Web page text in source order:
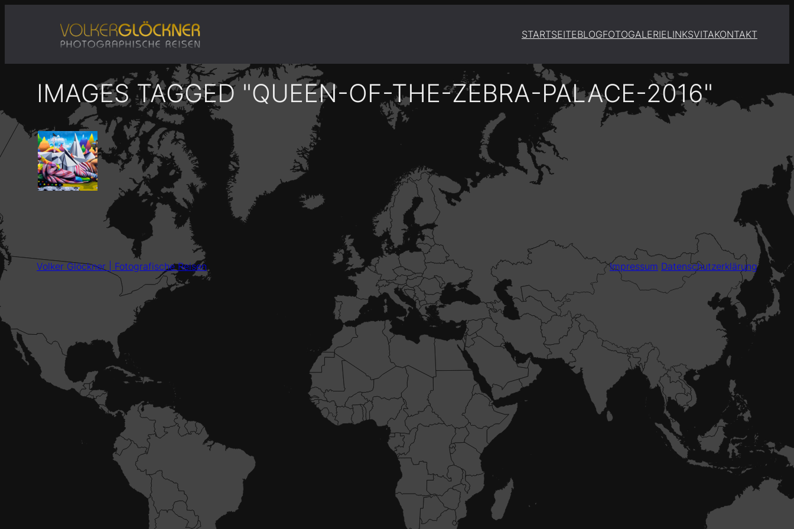
STARTSEITEBLOGFOTOGALERIELINKSVITAKONTAKT
IMAGES TAGGED "QUEEN-OF-THE-ZEBRA-PALACE-2016"
Volker Glöckner | Fotografische Reisen Impressum Datenschutzerklärung